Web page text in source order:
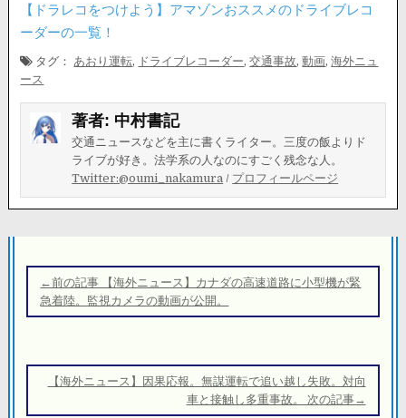
【ドラレコをつけよう】アマゾンおススメのドライブレコ
ーダーの一覧！
タグ： あおり運転, ドライブレコーダー,交通事故,動画,海外ニュ
ース
著者: 中村書記
交通ニュースなどを主に書くライター。三度の飯よりド
ライブが好き。法学系の人なのにすごく残念な人。
Twitter:@oumi_nakamura / プロフィールページ
稿
ナ
ー
←前の記事 【海外ニュース】カナダの高速道路に小型機が緊
急着陸。監視カメラの動画が公開。
【海外ニュース】因果応報。無謀運転で追い越し失敗。対向
車と接触し多重事故。 次の記事→